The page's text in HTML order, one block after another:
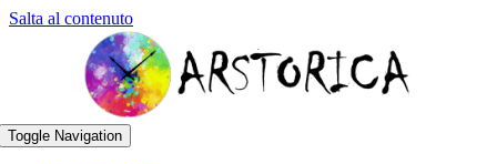
Salta al contenuto
Toggle Navigation